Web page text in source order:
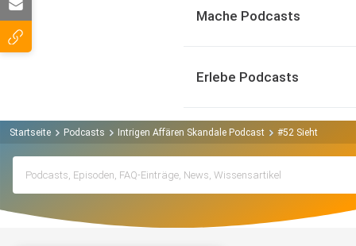
Mache Podcasts
Erlebe Podcasts
Startseite Podcasts Intrigen Affären Skandale Podcast #52 Sieht aus